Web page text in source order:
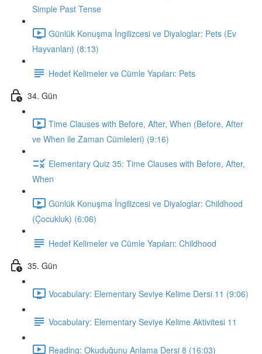
Simple Past Tense
Günlük Konuşma İngilizcesi ve Diyaloglar: Pets (Ev
Hayvanları) (8:13)
Hedef Kelimeler ve Cümle Yapıları: Pets
34. Gün
Time Clauses with Before, After, When (Before, After
ve When ile Zaman Cümleleri) (9:16)
Elementary Quiz 35: Time Clauses with Before, After,
When
Günlük Konuşma İngilizcesi ve Diyaloglar: Childhood
(Çocukluk) (6:06)
Hedef Kelimeler ve Cümle Yapıları: Childhood
35. Gün
Vocabulary: Elementary Seviye Kelime Dersi 11 (9:06)
Vocabulary: Elementary Seviye Kelime Aktivitesi 11
Reading: Okuduğunu Anlama Dersi 8 (16:03)